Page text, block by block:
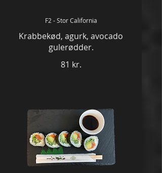
F2 - Stor California
Krabbekød, agurk, avocado
gulerødder.
81 kr.